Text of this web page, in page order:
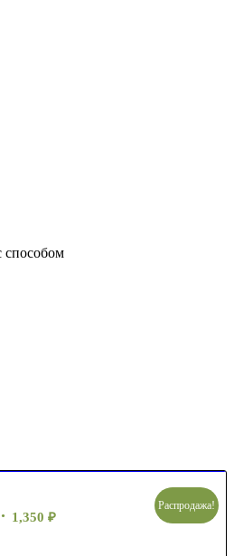
способом
1,350 ₽
Распродажа!